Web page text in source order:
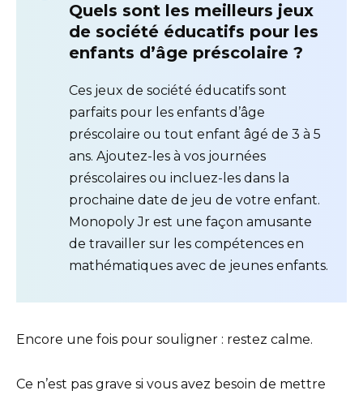
Quels sont les meilleurs jeux
de société éducatifs pour les
enfants d’âge préscolaire ?
Ces jeux de société éducatifs sont
parfaits pour les enfants d’âge
préscolaire ou tout enfant âgé de 3 à 5
ans. Ajoutez-les à vos journées
préscolaires ou incluez-les dans la
prochaine date de jeu de votre enfant.
Monopoly Jr est une façon amusante
de travailler sur les compétences en
mathématiques avec de jeunes enfants.
Encore une fois pour souligner : restez calme.
Ce n’est pas grave si vous avez besoin de mettre